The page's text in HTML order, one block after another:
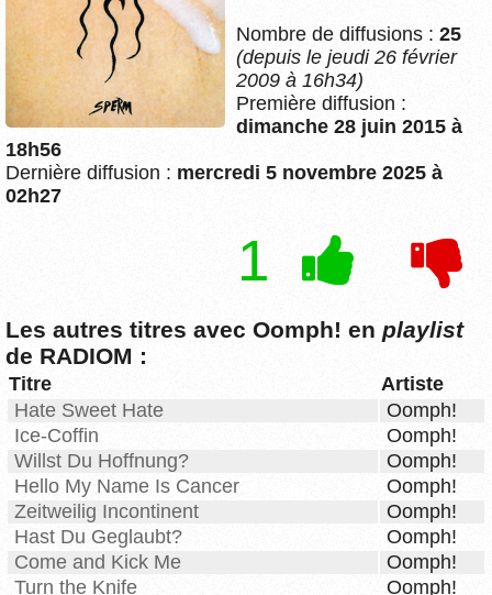
Nombre de diffusions : 25
(depuis le jeudi 26 février
2009 à 16h34)
Première diffusion :
dimanche 28 juin 2015 à
18h56
Dernière diffusion : mercredi 5 novembre 2025 à
02h27
1
Les autres titres avec Oomph! en playlist
de RADIOM :
Titre
Artiste
Hate Sweet Hate
Oomph!
Ice-Coffin
Oomph!
Willst Du Hoffnung?
Oomph!
Hello My Name Is Cancer
Oomph!
Zeitweilig Incontinent
Oomph!
Hast Du Geglaubt?
Oomph!
Come and Kick Me
Oomph!
Turn the Knife
Oomph!